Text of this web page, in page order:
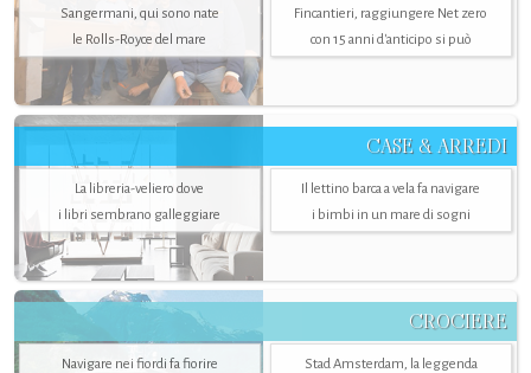
Sangermani, qui sono nate
le Rolls-Royce del mare
Fincantieri, raggiungere Net zero
con 15 anni d'anticipo si può
CASE & ARREDI
La libreria-veliero dove
i libri sembrano galleggiare
Il lettino barca a vela fa navigare
i bimbi in un mare di sogni
CROCIERE
Navigare nei fiordi fa fiorire
Stad Amsterdam, la leggenda